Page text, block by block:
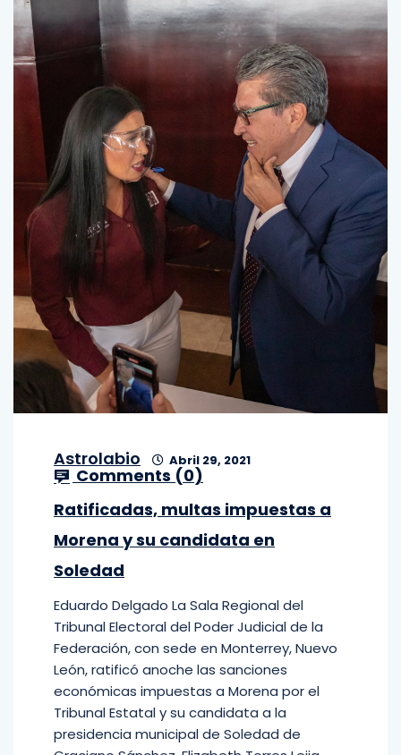
Astrolabio Abril 29, 2021
Comments (0)
Ratificadas, multas impuestas a
Morena y su candidata en
Soledad
Eduardo Delgado La Sala Regional del
Tribunal Electoral del Poder Judicial de la
Federación, con sede en Monterrey, Nuevo
León, ratificó anoche las sanciones
económicas impuestas a Morena por el
Tribunal Estatal y su candidata a la
presidencia municipal de Soledad de